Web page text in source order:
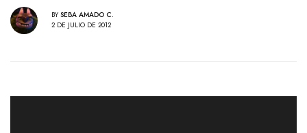
BY SEBA AMADO C.
2 DE JULIO DE 2012